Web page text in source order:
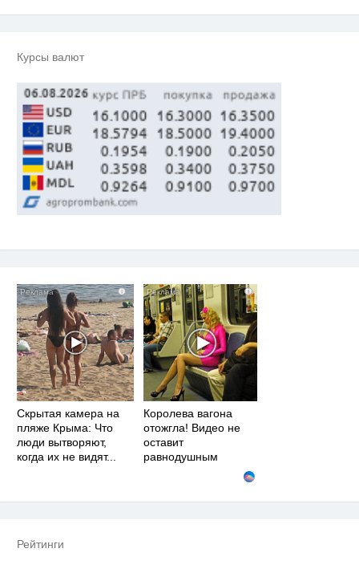
Курсы валют
i
Скрытая камера на
пляже Крыма: Что
люди вытворяют,
когда их не видят...
i
Королева вагона
отожгла! Видео не
оставит
равнодушным
Рейтинги